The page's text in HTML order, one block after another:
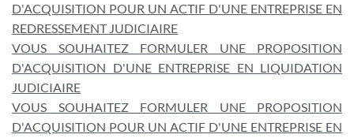
D'ACQUISITION POUR UN ACTIF D'UNE ENTREPRISE EN
REDRESSEMENT JUDICIAIRE
VOUS SOUHAITEZ FORMULER UNE PROPOSITION
D'ACQUISITION D'UNE ENTREPRISE EN LIQUIDATION
JUDICIAIRE
VOUS SOUHAITEZ FORMULER UNE PROPOSITION
D'ACQUISITION POUR UN ACTIF D'UNE ENTREPRISE EN